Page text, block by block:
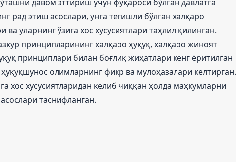
давом эттириш учун фуқароси бўлган давлатга
рад этиш асослари, унга тегишли бўлган халқаро
уларнинг ўзига хос хусусиятлари таҳлил қилинган.
принципларининг халқаро ҳуқуқ, халқаро жиноят
принциплари билан боғлиқ жиҳатлари кенг ёритилган
олимларнинг фикр ва мулоҳазалари келтирган.
хос хусусиятларидан келиб чиққан ҳолда маҳкумларни
таснифланган.